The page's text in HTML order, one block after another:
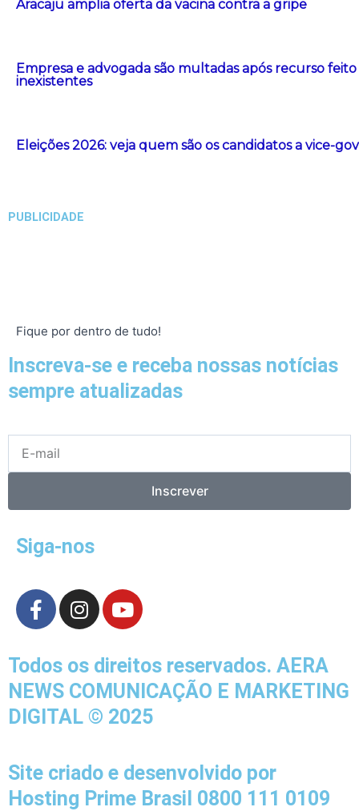
Aracaju amplia oferta da vacina contra a gripe
Empresa e advogada são multadas após recurso
inexistentes
Eleições 2026: veja quem são os candidatos a vice-
PUBLICIDADE
Fique por dentro de tudo!
Inscreva-se e receba nossas notícias
sempre atualizadas
mail
Inscrever
Siga-nos
F
a
e
b
o
o
f
I
n
t
a
g
r
m
Y
o
t
u
b
e
Todos os direitos reservados. AERA
NEWS COMUNICAÇÃO E MARKETING
DIGITAL © 2025
Site criado e desenvolvido por
Hosting Prime Brasil 0800 111 0109